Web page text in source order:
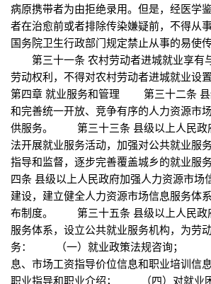
病原携带者为由拒绝录用。但是，经医学
者在治愈前或者排除传染嫌疑前，不得从
国务院卫生行政部门规定禁止从事的易使
第三十一条 农村劳动者进城就业享有
劳动权利，不得对农村劳动者进城就业
第四章 就业服务和管理 第三十二条 县
和完善统一开放、竞争有序的人力资源市
供服务。 第三十三条 县级以上人民政
法开展就业服务活动，加强对公共就业服
指导和监督，逐步完善覆盖城乡的就业
四条 县级以上人民政府加强人力资源市场
建设，建立健全人力资源市场信息服务体
布制度。 第三十五条 县级以上人民政
服务体系，设立公共就业服务机构，为劳
务： （一）就业政策法规咨询； （
息、市场工资指导价位信息和职业培训
职业指导和职业介绍； （四）对就业